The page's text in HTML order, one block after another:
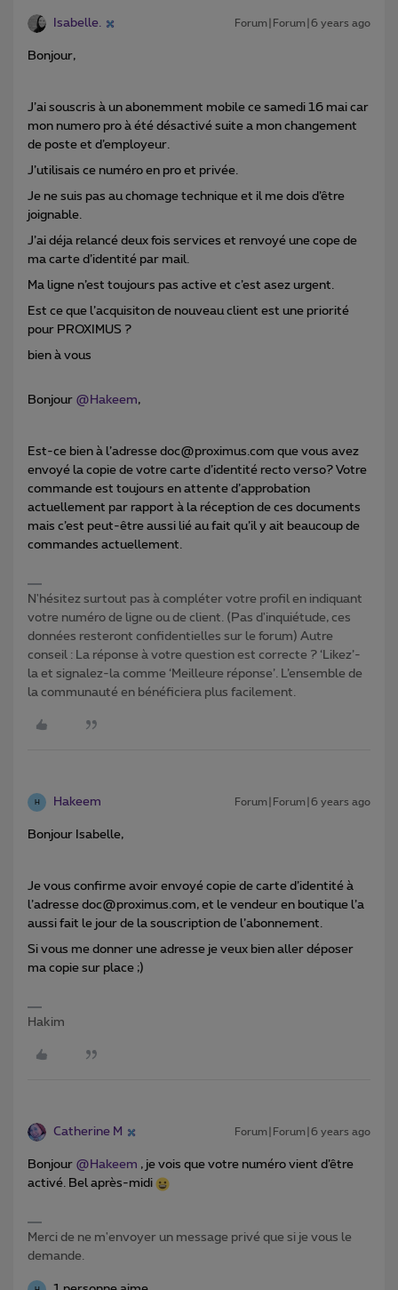
Isabelle. Forum|Forum|6 years ago
Bonjour,
J’ai souscris à un abonemment mobile ce samedi 16 mai car
mon numero pro à été désactivé suite a mon changement
de poste et d’employeur.
J’utilisais ce numéro en pro et privée.
Je ne suis pas au chomage technique et il me dois d’être
joignable.
J’ai déja relancé deux fois services et renvoyé une cope de
ma carte d’identité par mail.
Ma ligne n’est toujours pas active et c’est asez urgent.
Est ce que l’acquisiton de nouveau client est une priorité
pour PROXIMUS ?
bien à vous
Bonjour @Hakeem,
Est-ce bien à l’adresse doc@proximus.com que vous avez
envoyé la copie de votre carte d’identité recto verso? Votre
commande est toujours en attente d’approbation
actuellement par rapport à la réception de ces documents
mais c’est peut-être aussi lié au fait qu’il y ait beaucoup de
commandes actuellement.
N'hésitez surtout pas à compléter votre profil en indiquant
votre numéro de ligne ou de client. (Pas d'inquiétude, ces
données resteront confidentielles sur le forum) Autre
conseil : La réponse à votre question est correcte ? ‘Likez’-
la et signalez-la comme ‘Meilleure réponse’. L’ensemble de
la communauté en bénéficiera plus facilement.
H Hakeem Forum|Forum|6 years ago
Bonjour Isabelle,
Je vous confirme avoir envoyé copie de carte d’identité à
l’adresse doc@proximus.com, et le vendeur en boutique l’a
aussi fait le jour de la souscription de l’abonnement.
Si vous me donner une adresse je veux bien aller déposer
ma copie sur place ;)
Hakim
Catherine M Forum|Forum|6 years ago
Bonjour @Hakeem , je vois que votre numéro vient d’être
activé. Bel après-midi
Merci de ne m'envoyer un message privé que si je vous le
demande.